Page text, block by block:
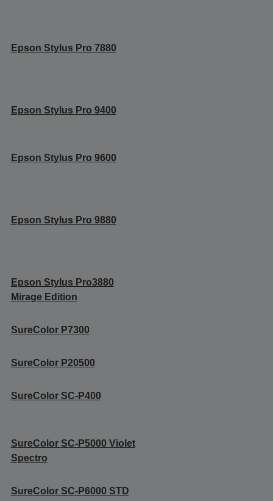
Epson Stylus Pro 7880
Epson Stylus Pro 9400
Epson Stylus Pro 9600
Epson Stylus Pro 9880
Epson Stylus Pro3880
Mirage Edition
SureColor P7300
SureColor P20500
SureColor SC-P400
SureColor SC-P5000 Violet
Spectro
SureColor SC-P6000 STD